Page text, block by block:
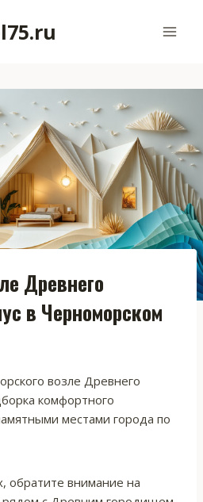
Древнего
в Черноморском
возле Древнего
комфортного
местами города по
обратите внимание на